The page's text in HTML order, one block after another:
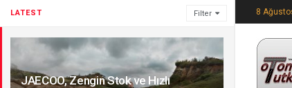
LATEST Filter
JAECOO, Zengin Stok ve Hızlı
8